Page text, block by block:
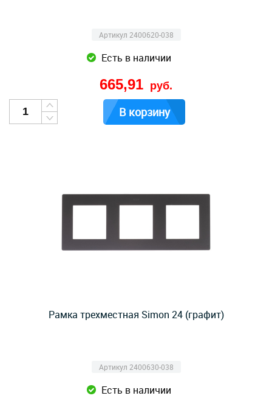
Артикул 2400620-038
Есть в наличии
665,91 руб.
В корзину
Рамка трехместная Simon 24 (графит)
Артикул 2400630-038
Есть в наличии